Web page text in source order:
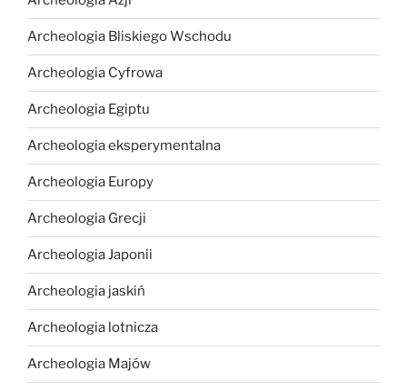
Archeologia Bliskiego Wschodu
Archeologia Cyfrowa
Archeologia Egiptu
Archeologia eksperymentalna
Archeologia Europy
Archeologia Grecji
Archeologia Japonii
Archeologia jaskiń
Archeologia lotnicza
Archeologia Majów